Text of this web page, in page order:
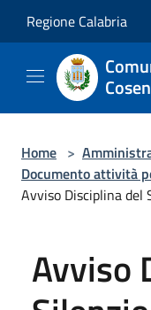
Regione Calabria
Home >
Documento attività
Avviso Disciplina del
Avviso